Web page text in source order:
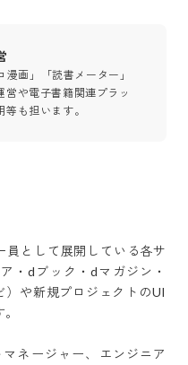
画」「読書メーター」
や電子書籍関連プラッ
も担います。
員として展開している各サ
・dブック・dマガジン・
）や新規プロジェクトのUI
ネージャー、エンジニア